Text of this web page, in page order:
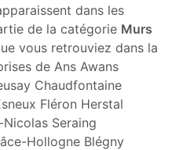
dans les
de la catégorie Murs
vous retrouviez dans la
de Ans Awans
Chaudfontaine
Fléron Herstal
Seraing
Hollogne Blégny